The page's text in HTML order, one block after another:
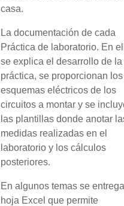
casa.
La documentación de cada
Práctica de laboratorio. En
se explica el desarrollo de la
práctica, se proporcionan los
esquemas eléctricos de los
circuitos a montar y se
las plantillas donde anotar
medidas realizadas en el
laboratorio y los cálculos
posteriores.
En algunos temas se
hoja Excel que permite